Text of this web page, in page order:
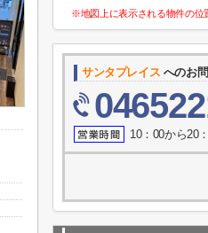
※地図上に表示される物件の位
サンタプレイス へのお
10：00から20